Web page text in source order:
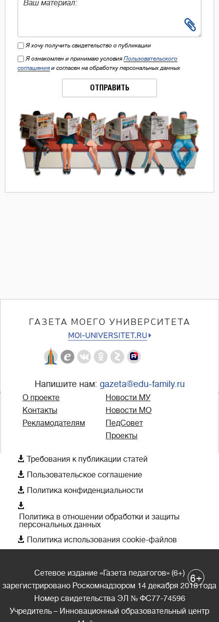
Я хочу получить свидетельство о публикации
Я ознакомлен и принимаю условия Пользовательского
соглашения и согласен на обработку персональных данных
ОТПРАВИТЬ
ГАЗЕТА МОЕГО УНИВЕРСИТЕТА
MOI-UNIVERSITET.RU
Напишите нам: gazeta@edu-family.ru
О проекте
Контакты
Рекламодателям
Новости МУ
Новости МО
ПедСовет
Проекты
 Требования к публикации статей
 Пользовательское соглашение
 Политика конфиденциальности

Политика в отношении обработки и защиты
персональных данных
 Политика использования cookie-файлов
Сетевое издание «Газета педагогов» (6+)
зарегистрировано Роскомнадзором 14 декабря 2018 года
Номер свидетельства ЭЛ № ФС77-74596
Учредитель – Инновационный образовательный центр
6+